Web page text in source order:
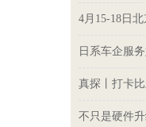
4月15-18日
日系车企服
真探丨打卡
不只是硬件